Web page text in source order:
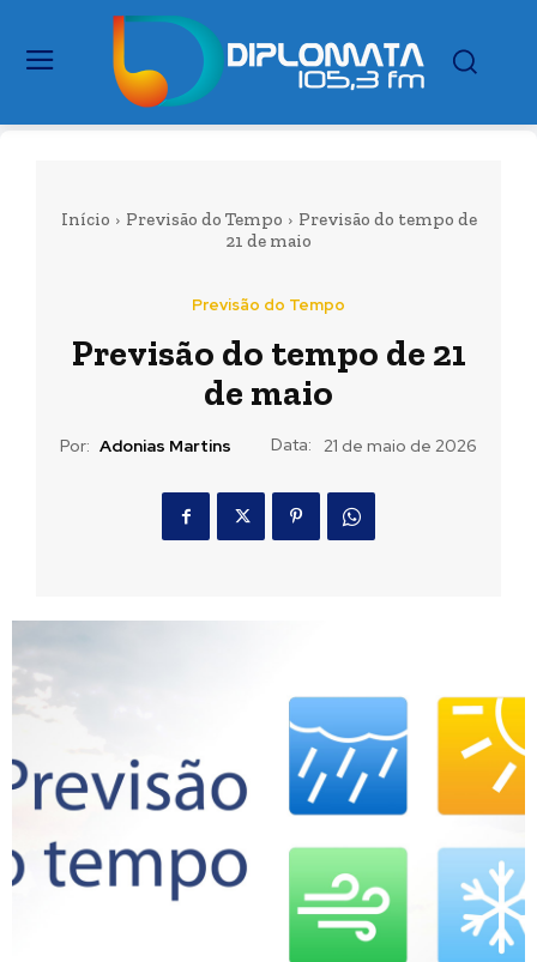
Início Previsão do Tempo
Previsão do tempo de
21 de maio
Previsão do Tempo
Previsão do tempo de 21
de maio
Por: Adonias Martins Data: 21 de maio de 2026